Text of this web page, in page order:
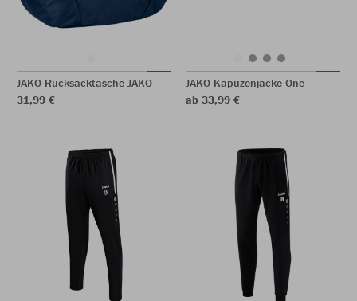
JAKO Rucksacktasche JAKO
31,99 €
JAKO Kapuzenjacke One
ab 33,99 €